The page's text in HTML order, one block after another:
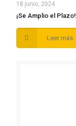
18 junio, 2024
¡Se Amplio el Plazo!
Leer más